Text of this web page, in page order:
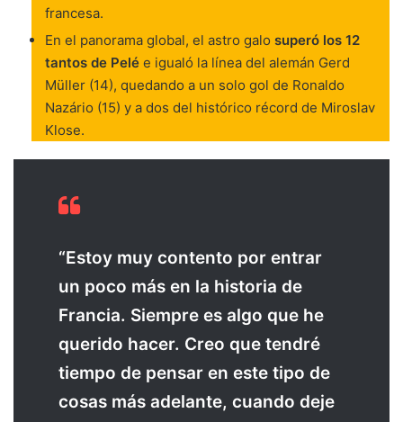
francesa.
En el panorama global, el astro galo superó los 12
tantos de Pelé e igualó la línea del alemán Gerd
Müller (14), quedando a un solo gol de Ronaldo
Nazário (15) y a dos del histórico récord de Miroslav
Klose.
“Estoy muy contento por entrar
un poco más en la historia de
Francia. Siempre es algo que he
querido hacer. Creo que tendré
tiempo de pensar en este tipo de
cosas más adelante, cuando deje